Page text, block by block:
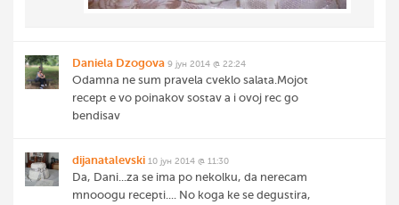
Daniela Dzogova 9 јун 2014 @ 22:24
Odamna ne sum pravela cveklo salata.Mojot
recept e vo poinakov sostav a i ovoj rec go
bendisav
dijanatalevski 10 јун 2014 @ 11:30
Da, Dani...za se ima po nekolku, da nerecam
mnooogu recepti.... No koga ke se degustira,